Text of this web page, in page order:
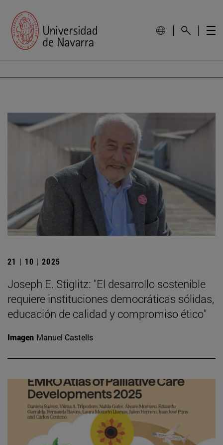
21 | 10 | 2025
Joseph E. Stiglitz: "El desarrollo sostenible
requiere instituciones democráticas sólidas,
educación de calidad y compromiso ético"
Imagen Manuel Castells